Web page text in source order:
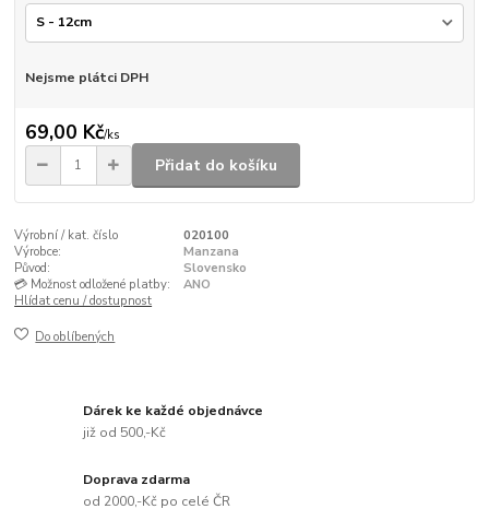
Nejsme plátci DPH
69,00 Kč/ks
Přidat do košíku
Výrobní / kat. číslo
020100
Výrobce:
Manzana
Původ:
Slovensko
💳 Možnost odložené platby:
ANO
Hlídat cenu / dostupnost
Do oblíbených
Dárek ke každé objednávce
již od 500,-Kč
Doprava zdarma
od 2000,-Kč po celé ČR